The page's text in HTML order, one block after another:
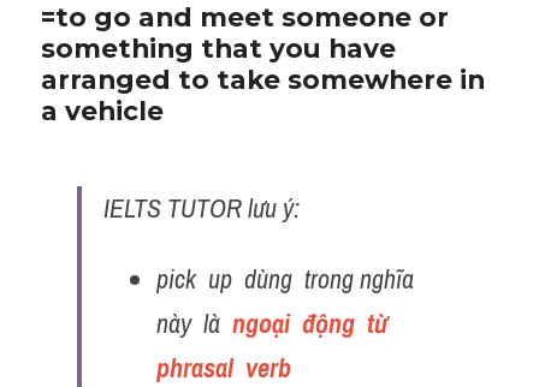
=to go and meet someone or
something that you have
arranged to take somewhere in
a vehicle
IELTS TUTOR lưu ý:
pick  up  dùng  trong nghĩa
này  là ngoại  động  từ
phrasal  verb